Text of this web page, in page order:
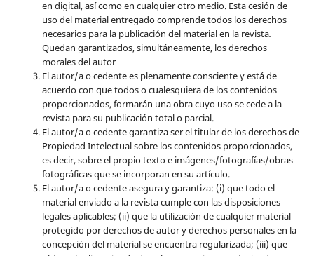
en digital, así como en cualquier otro medio. Esta cesión de
uso del material entregado comprende todos los derechos
necesarios para la publicación del material en la revista.
Quedan garantizados, simultáneamente, los derechos
morales del autor
El autor/a o cedente es plenamente consciente y está de
acuerdo con que todos o cualesquiera de los contenidos
proporcionados, formarán una obra cuyo uso se cede a la
revista para su publicación total o parcial.
El autor/a o cedente garantiza ser el titular de los derechos de
Propiedad Intelectual sobre los contenidos proporcionados,
es decir, sobre el propio texto e imágenes/fotografías/obras
fotográficas que se incorporan en su artículo.
El autor/a o cedente asegura y garantiza: (i) que todo el
material enviado a la revista cumple con las disposiciones
legales aplicables; (ii) que la utilización de cualquier material
protegido por derechos de autor y derechos personales en la
concepción del material se encuentra regularizada; (iii) que